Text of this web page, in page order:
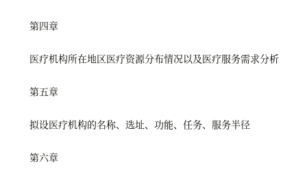
第四章
医疗机构所在地区医疗资源分布情况以及医疗服务需求分析
第五章
拟设医疗机构的名称、选址、功能、任务、服务半径
第六章